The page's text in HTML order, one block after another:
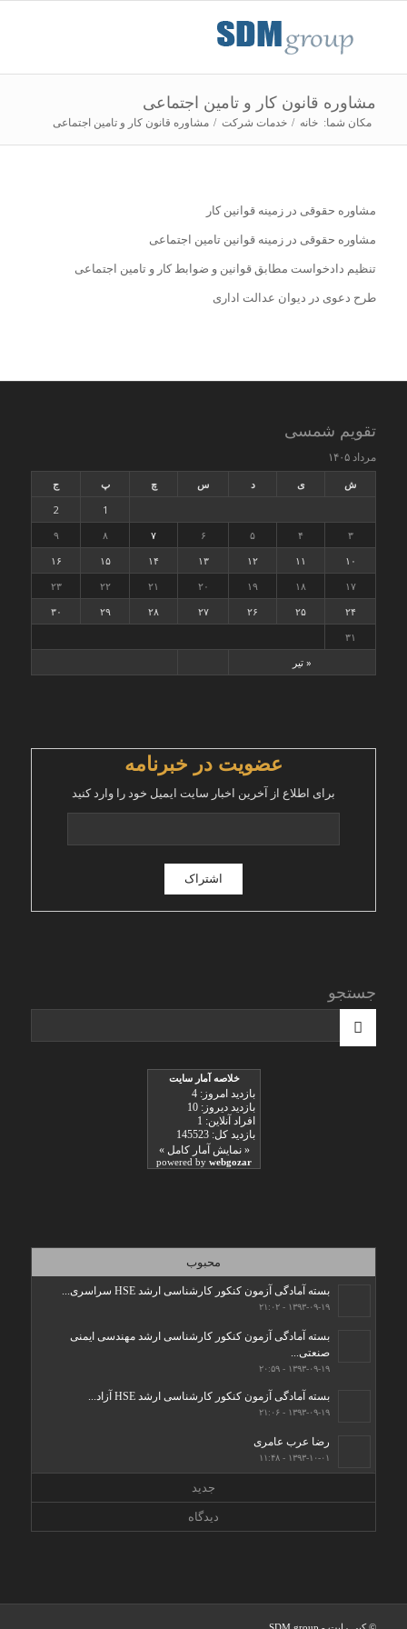
مشاوره قانون کار و تامین اجتماعی
مکان شما: خانه / خدمات شرکت / مشاوره قانون کار و تامین اجتماعی
مشاوره حقوقی در زمینه قوانین کار
مشاوره حقوقی در زمینه قوانین تامین اجتماعی
تنظیم دادخواست مطابق قوانین و ضوابط کار و تامین اجتماعی
طرح دعوی در دیوان عدالت اداری
تقویم شمسی
مرداد ۱۴۰۵
ش ی د س چ پ ج
« تیر
1
2
۳
۴ ۵ ۶ ۷ ۸
۹
۱۰
۱۱ ۱۲ ۱۳ ۱۴ ۱۵
۱۶
۱۷
۱۸ ۱۹ ۲۰ ۲۱ ۲۲
۲۳
۲۴
۲۵ ۲۶ ۲۷ ۲۸ ۲۹
۳۰
۳۱
عضویت در خبرنامه
برای اطلاع از آخرین اخبار سایت ایمیل خود را وارد کنید
جستجو
محبوب
بسته آمادگی آزمون کنکور کارشناسی ارشد HSE سراسری...
۱۳۹۳-۰۹-۱۹ - ۲۱:۰۲
بسته آمادگی آزمون کنکور کارشناسی ارشد مهندسی ایمنی
صنعتی...
۱۳۹۳-۰۹-۱۹ - ۲۰:۵۹
بسته آمادگی آزمون کنکور کارشناسی ارشد HSE آزاد...
۱۳۹۳-۰۹-۱۹ - ۲۱:۰۶
رضا عرب عامری
۱۳۹۳-۱۰-۰۱ - ۱۱:۴۸
جدید
دیدگاه